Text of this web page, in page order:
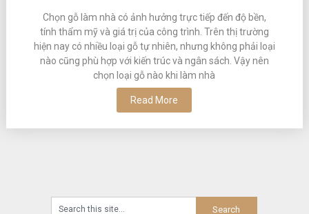
Chọn gỗ làm nhà có ảnh hưởng trực tiếp đến độ bền,
tính thẩm mỹ và giá trị của công trình. Trên thị trường
hiện nay có nhiều loại gỗ tự nhiên, nhưng không phải loại
nào cũng phù hợp với kiến trúc và ngân sách. Vậy nên
chọn loại gỗ nào khi làm nhà
Read More